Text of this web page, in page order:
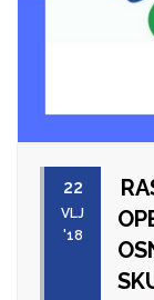
22
VLJ
'18